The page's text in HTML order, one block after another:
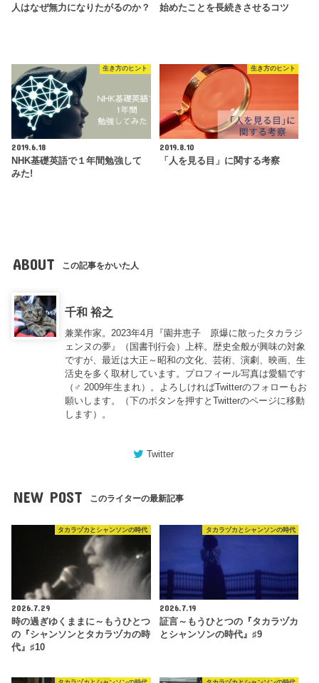
人はなぜ無力になりたがるのか？
始めたことを長続きさせるコツ
生き方のヒント
2019.6.18
NHK基礎英語で１年間勉強して
みた!
生き方のヒント
2019.8.10
「人を見る目」に関する考察
ABOUT この記事をかいた人
千和 裕之
兼業作家。2023年4月『園井恵子 原爆に散ったタカラジ
ェンヌの夢』（国書刊行会）上梓。歴史全般が興味の対象
ですが、最近は大正～昭和の文化、芸術、演劇、映画、生
活史を多く取材しています。プロフィール写真は愛貓です
（♂ 2009年生まれ）。よろしければTwitterのフォローもお
願いします。（下のボタンを押すとTwitterのページに移動
します）。
Twitter
NEW POST このライターの最新記事
タカラヅカとシャンソンの時代
2026.7.29
時の過ぎゆくままに～もうひとつ
の『シャンソンとタカラヅカの時
代』♯10
タカラヅカとシャンソンの時代
2026.7.19
証言～もうひとつの『タカラヅカ
とシャンソンの時代』♯9